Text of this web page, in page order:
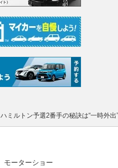
ハミルトン予選2番手の秘訣は“一時外
モーターショー